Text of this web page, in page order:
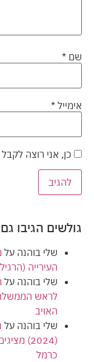
שם *
אימייל *
כן, אני רוצה
גולשים הגיבו
שלי בוהנה על
העירייה (הרגיל) לשנת 2024 בסך
שלי בוהנה על
לראש
האויב
שלי בוהנה על
(2024)
כרמל